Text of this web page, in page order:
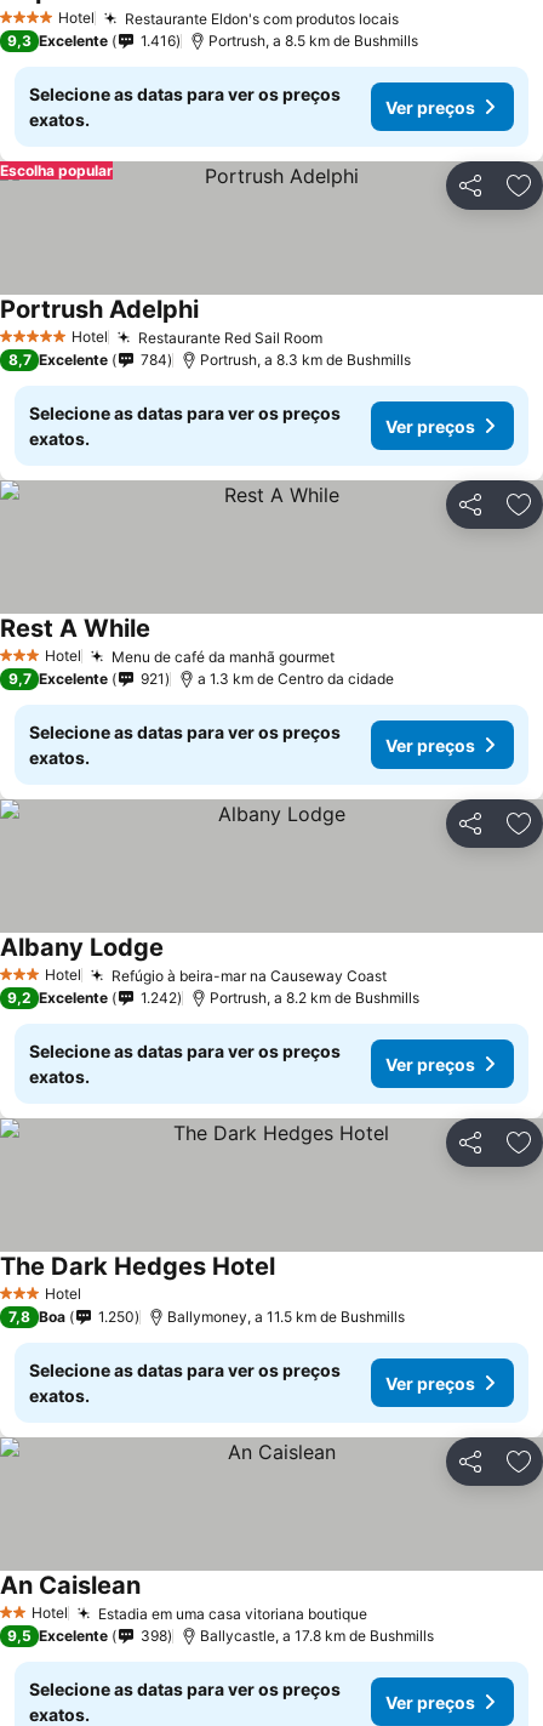
4 EstrelasHotel Restaurante Eldon's com produtos locaisVer preços
9,3 Excelente 1.416 Portrush, a 8.5 km de Bushmills
Selecione as datas para ver os preços
exatos.
Ver preços
Partilhar
Escolha popular
5 Estrelas Hotel Restaurante Red Sail RoomVer preços
Portrush AdelphiVer preços
8,7 Excelente 784 Portrush, a 8.3 km de Bushmills
Selecione as datas para ver os preços
exatos.
Ver preços
Partilhar
3 EstrelasHotel Menu de café da manhã gourmetVer preços
Rest A While
9,7 Excelente 921 a 1.3 km de Centro da cidade
Selecione as datas para ver os preços
exatos.
Ver preços
Partilhar
3 EstrelasHotel Refúgio à beira-mar na Causeway CoastVer preços
Albany Lodge
9,2 Excelente 1.242 Portrush, a 8.2 km de Bushmills
Selecione as datas para ver os preços
exatos.
Ver preços
Partilhar
3 EstrelasHotel
The Dark Hedges HotelVer preços
7,8 Boa 1.250 Ballymoney, a 11.5 km de Bushmills
Selecione as datas para ver os preços
exatos.
Ver preços
Partilhar
2 Estrelas
Hotel Estadia em uma casa vitoriana boutiqueVer preços
An CaisleanVer preços
9,5 Excelente 398 Ballycastle, a 17.8 km de Bushmills
Selecione as datas para ver os preços
exatos.
Ver preços